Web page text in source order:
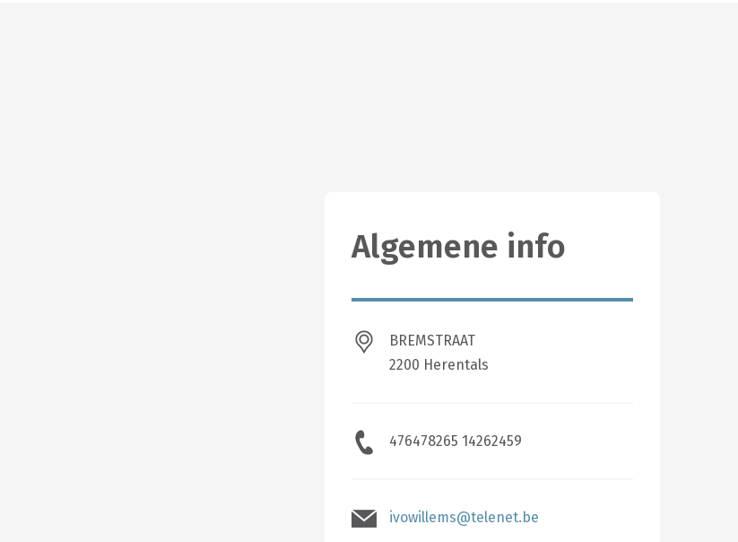
Algemene info
BREMSTRAAT
2200 Herentals
476478265 14262459
ivowillems@telenet.be